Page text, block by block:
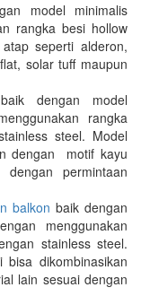
model minimalis
rangka besi hollow
seperti alderon,
solar tuff maupun
dengan model
rangka
steel. Model
dengan motif kayu
permintaan
balkon baik dengan
menggunakan
stainless steel.
dikombinasikan
lain sesuai dengan